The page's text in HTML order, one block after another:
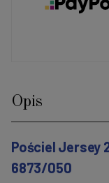
Opis
Pościel Jersey
6873/050